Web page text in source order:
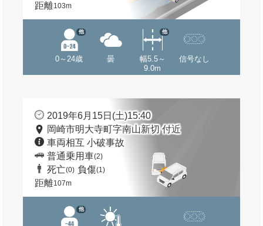
距離103m
0～24歳
他
曇
幅5.5～
9.0m
他
信号なし
2019年6月15日(土)15:40
岡崎市明大寺町字南山新切 付近
車両相互 小破事故
普通乗用車(2)
死亡(0) 負傷(1)
距離107m
他